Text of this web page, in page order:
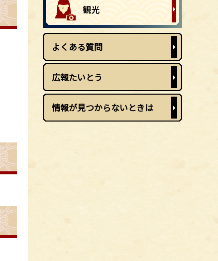
よくある質問
広報たいとう
情報が見つからないときは